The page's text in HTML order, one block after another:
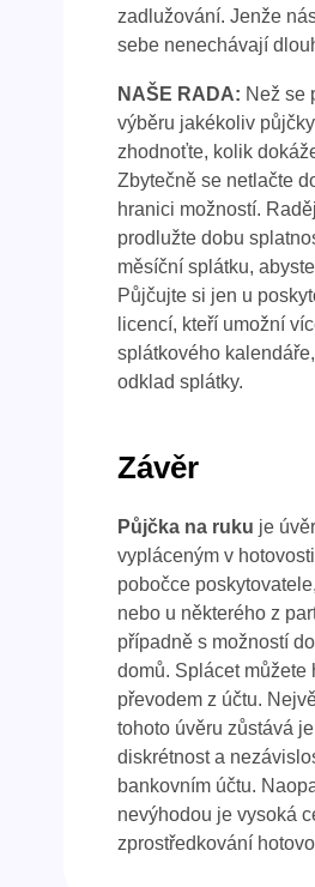
zadlužování. Jenže
sebe nenechávají
NAŠE RADA: Než se
výběru jakékoliv
zhodnoťte, kolik
Zbytečně se netlačte
hranici možností.
prodlužte dobu
měsíční splátku,
Půjčujte si jen u
licencí, kteří umožní
splátkového
odklad splátky.
Závěr
Půjčka na ruku je
vypláceným v
pobočce
nebo u některého z
případně s možností
domů. Splácet můžete
převodem z účtu.
tohoto úvěru zůstává
diskrétnost a
bankovním účtu.
nevýhodou je vysoká
zprostředkování